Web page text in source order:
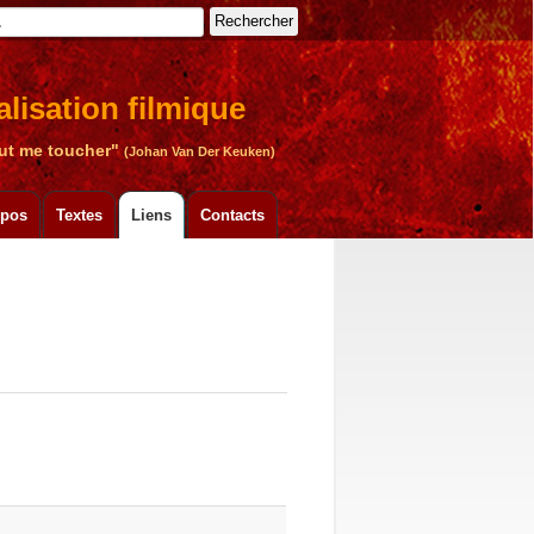
Rechercher
filmique
me toucher"(Johan Van Der Keuken)
Textes Liens Contacts